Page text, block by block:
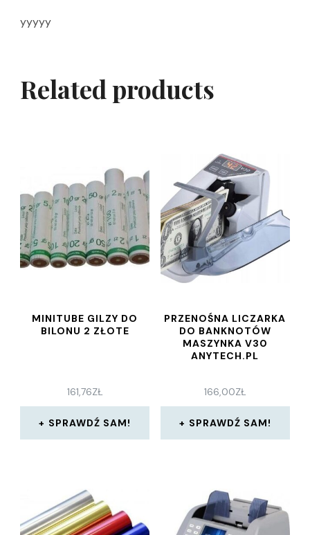
yyyyy
Related products
MINITUBE GILZY DO
BILONU 2 ZŁOTE
161,76ZŁ
SPRAWDŹ SAM!
PRZENOŚNA LICZARKA
DO BANKNOTÓW
MASZYNKA V30
ANYTECH.PL
166,00ZŁ
SPRAWDŹ SAM!